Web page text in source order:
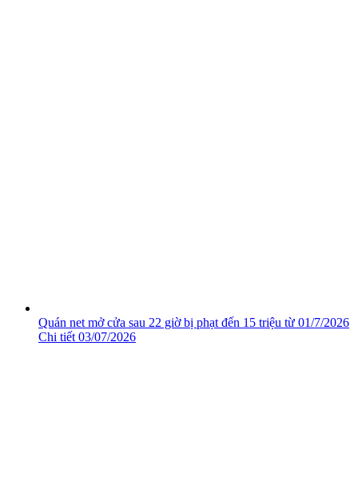
Quán net mở cửa sau 22 giờ bị phạt đến 15 triệu từ 01/7/2026
Chi tiết 03/07/2026